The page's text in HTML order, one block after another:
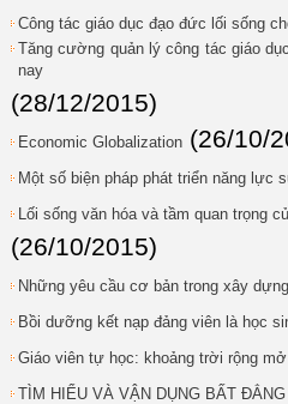
Công tác giáo dục đạo đức lối sống
Tăng cường quản lý công tác giáo
nay
(28/12/2015)
Economic Globalization (26/10/
Một số biện pháp phát triển năng lực
Lối sống văn hóa và tầm quan trọng
(26/10/2015)
Những yêu cầu cơ bản trong xây
Bồi dưỡng kết nạp đảng viên là học
Giáo viên tự học: khoảng trời rộng
TÌM HIỂU VÀ VẬN DỤNG BẤT